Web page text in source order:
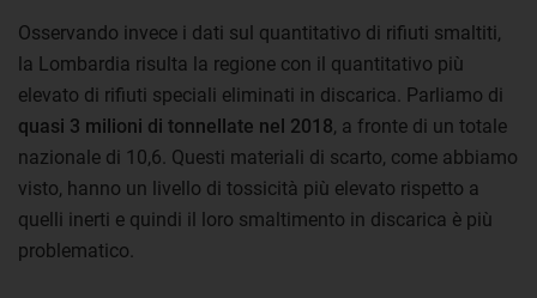
Osservando invece i dati sul quantitativo di rifiuti smaltiti,
la Lombardia risulta la regione con il quantitativo più
elevato di rifiuti speciali eliminati in discarica. Parliamo di
quasi 3 milioni di tonnellate nel 2018, a fronte di un totale
nazionale di 10,6. Questi materiali di scarto, come abbiamo
visto, hanno un livello di tossicità più elevato rispetto a
quelli inerti e quindi il loro smaltimento in discarica è più
problematico.